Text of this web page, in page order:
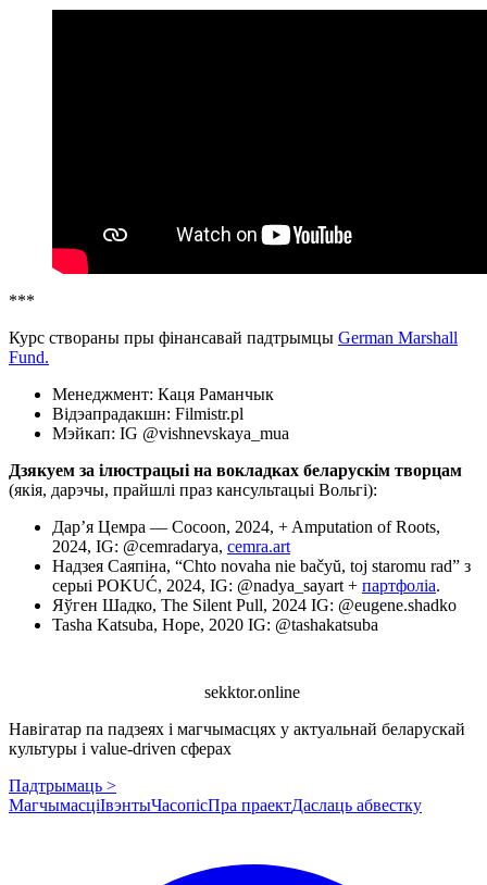
***
Курс створаны пры фінансавай падтрымцы German Marshall
Fund.
Менеджмент: Каця Раманчык
Відэапрадакшн: Filmistr.pl
Мэйкап: IG @vishnevskaya_mua
Дзякуем за ілюстрацыі на вокладках беларускім творцам
(якія, дарэчы, прайшлі праз кансультацыі Вольгі):
Дар’я Цемра — Cocoon, 2024, + Amputation of Roots,
2024, IG: @cemradarya, cemra.art
Надзея Саяпіна, “Chto novaha nie bačyŭ, toj staromu rad” з
серыі POKUĆ, 2024, IG: @nadya_sayart + партфоліа.
Яўген Шадко, The Silent Pull, 2024 IG: @eugene.shadko
Tasha Katsuba, Hope, 2020 IG: @tashakatsuba
sekktor.online
Навігатар па падзеях і магчымасцях у актуальнай беларускай
культуры і value-driven сферах
Падтрымаць >
МагчымасціІвэнтыЧасопісПра праектДаслаць абвестку